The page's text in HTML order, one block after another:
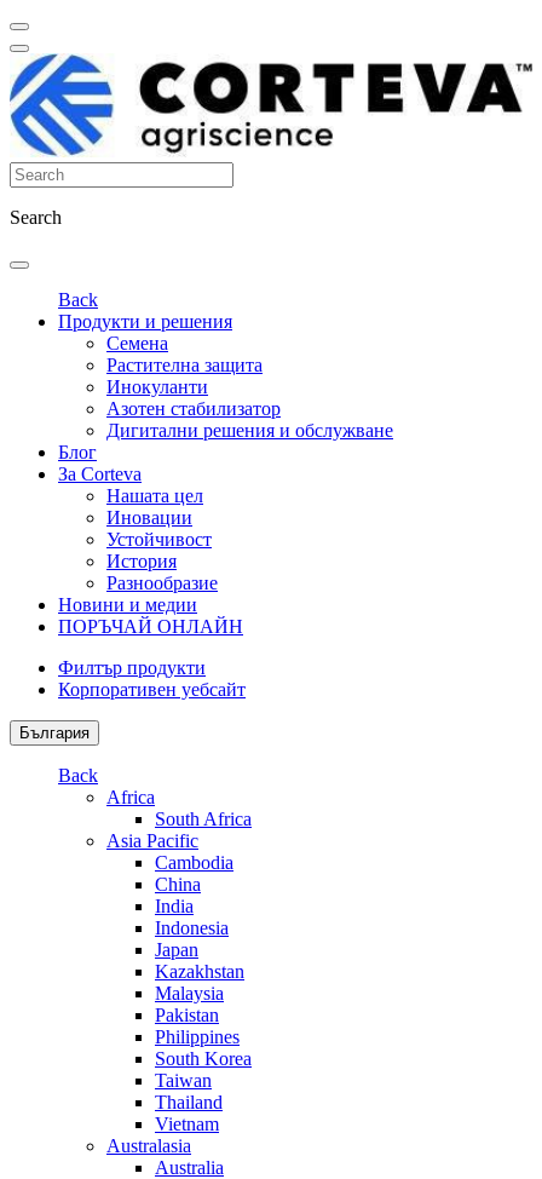
Search
Back
Продукти и решения
Семена
Растителна защита
Инокуланти
Азотен стабилизатор
Дигитални решения и обслужване
Блог
За Corteva
Нашата цел
Иновации
Устойчивост
История
Разнообразие
Новини и медии
ПОРЪЧАЙ ОНЛАЙН
Филтър продукти
Корпоративен уебсайт
България
Back
Africa
South Africa
Asia Pacific
Cambodia
China
India
Indonesia
Japan
Kazakhstan
Malaysia
Pakistan
Philippines
South Korea
Taiwan
Thailand
Vietnam
Australasia
Australia